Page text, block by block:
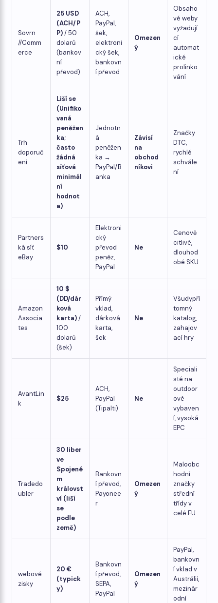
Sovrn
//Comm
erce
25 USD
(ACH/P
P)/ 50
dolarů
(bankov
ní
převod)
ACH,
PayPal,
šek,
elektroni
cký šek,
bankovn
í převod
Omezen
ý
Obsaho
vé weby
vyžadují
cí
automat
ické
prolinko
vání
Trh
doporuč
ení
Liší se
(Unifiko
vaná
peněžen
ka;
často
žádná
síťová
minimál
ní
hodnot
a)
Jednotn
á
peněžen
ka →
PayPal/B
anka
Závisí
na
obchod
níkovi
Značky
DTC,
rychlé
schvále
ní
Partners
ká síť
eBay
$10
Elektroni
cký
převod
peněz,
PayPal
Ne
Cenově
citlivé,
dlouhod
obé SKU
Amazon
Associa
tes
10 $
(DD/dár
ková
karta)/
100
dolarů
(šek)
Přímý
vklad,
dárková
karta,
šek
Ne
Všudypří
tomný
katalog,
zahajov
ací hry
AvantLin
k
$25
ACH,
PayPal
(Tipalti)
Ne
Speciali
sté na
outdoor
ové
vybaven
í, vysoká
EPC
Tradedo
ubler
30 liber
ve
Spojené
m
královst
ví (liší
se
podle
země)
Bankovn
í převod,
Payonee
r
Omezen
ý
Maloobc
hodní
značky
střední
třídy v
celé EU
webové
zisky
20 €
(typick
y)
Bankovn
í převod,
SEPA,
PayPal
Omezen
ý
PayPal,
bankovn
í vklad v
Austrálii,
mezinár
odní